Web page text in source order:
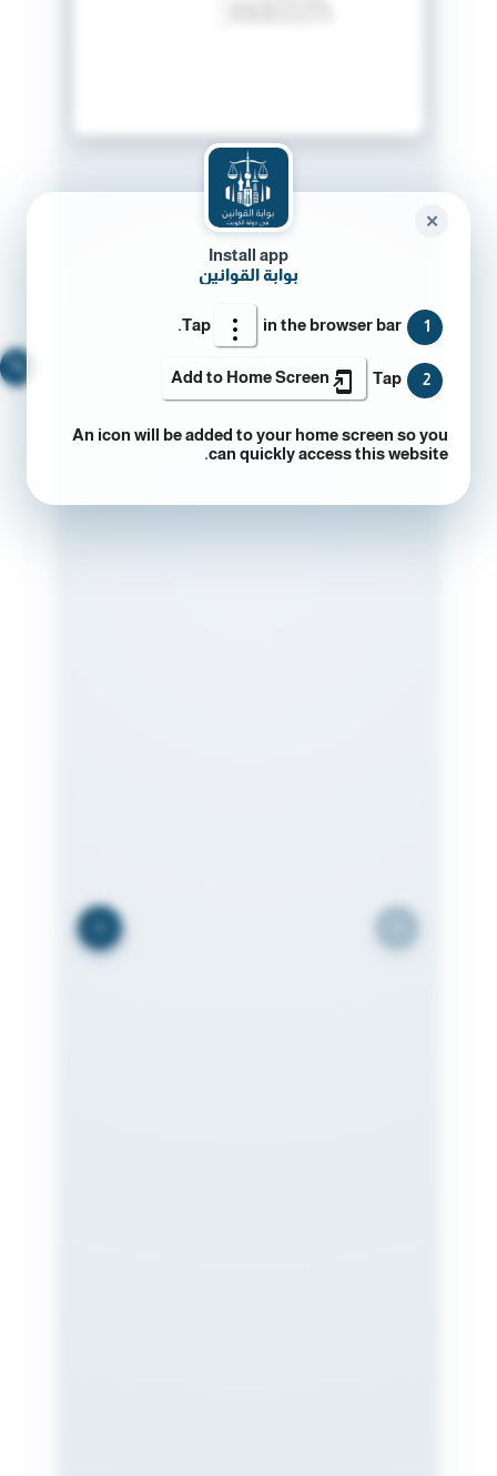
Install app
بوابة القوانين
1
Tap in the browser bar.
2
Tap
Add to Home Screen
An icon will be added to your home screen so you
can quickly access this website.
✕